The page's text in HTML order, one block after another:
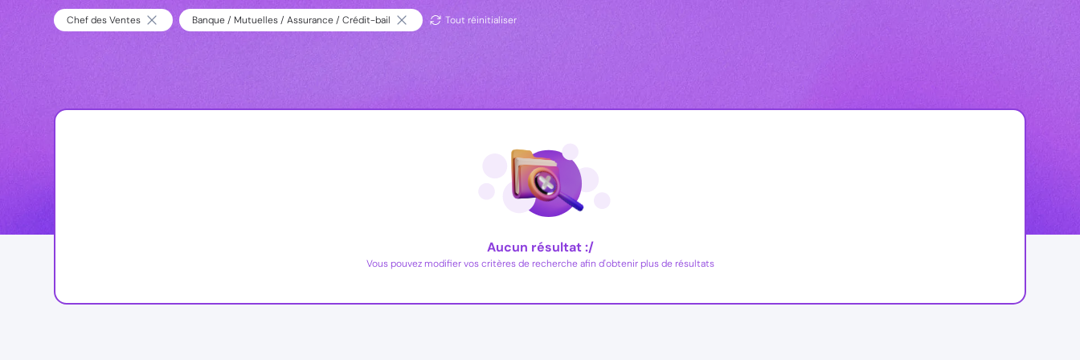
Chef des Ventes Banque / Mutuelles / Assurance / Crédit-bail Tout réinitialiser
Aucun résultat :/
Vous pouvez modifier vos critères de recherche afin d'obtenir plus de résultats